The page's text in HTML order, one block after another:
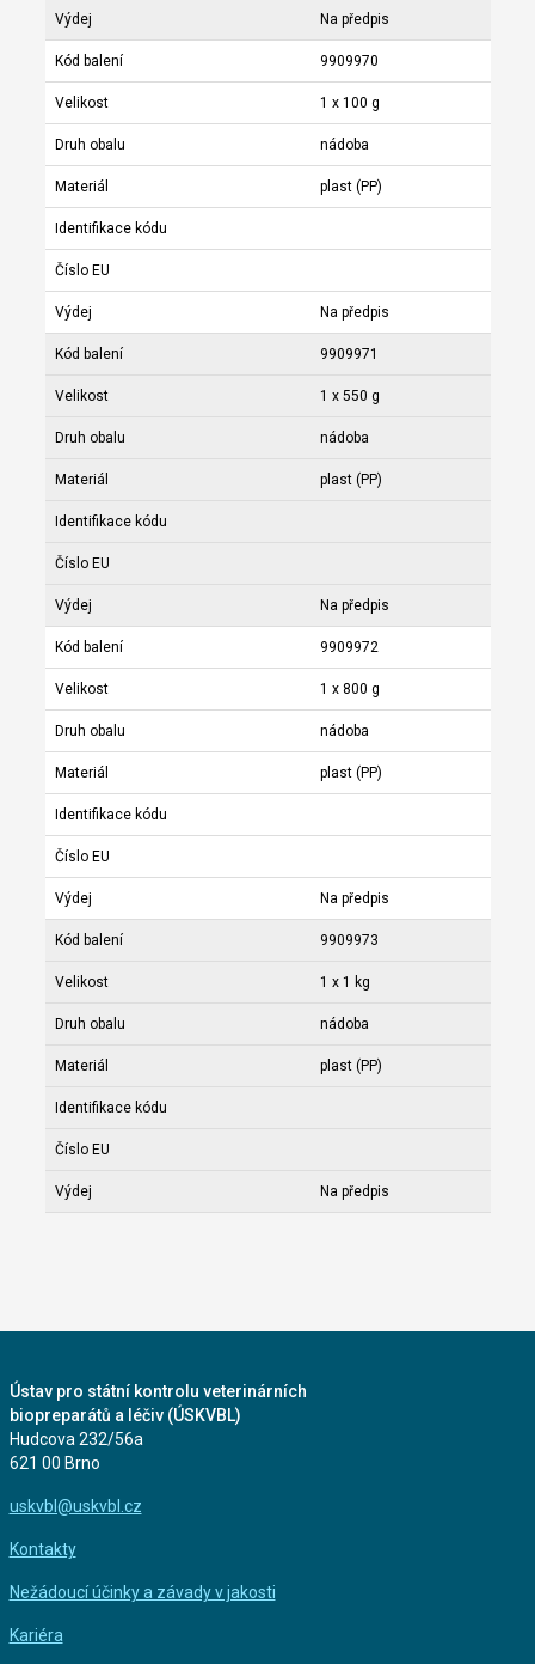
Výdej Na předpis
Kód balení 9909970
Velikost 1 x 100 g
Druh obalu nádoba
Materiál plast (PP)
Identifikace kódu
Číslo EU
Výdej Na předpis
Kód balení 9909971
Velikost 1 x 550 g
Druh obalu nádoba
Materiál plast (PP)
Identifikace kódu
Číslo EU
Výdej Na předpis
Kód balení 9909972
Velikost 1 x 800 g
Druh obalu nádoba
Materiál plast (PP)
Identifikace kódu
Číslo EU
Výdej Na předpis
Kód balení 9909973
Velikost 1 x 1 kg
Druh obalu nádoba
Materiál plast (PP)
Identifikace kódu
Číslo EU
Výdej Na předpis
Ústav pro státní kontrolu veterinárních
biopreparátů a léčiv (ÚSKVBL)
Hudcova 232/56a
621 00 Brno
uskvbl@uskvbl.cz
Kontakty
Nežádoucí účinky a závady v jakosti
Kariéra